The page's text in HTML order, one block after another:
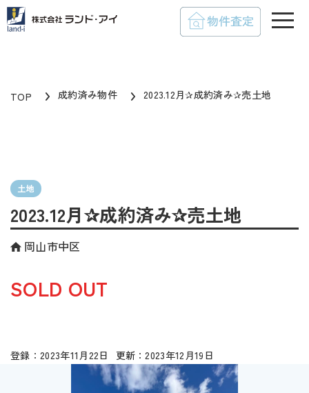
TOP 成約済み物件 2023.12月✰成約済み✰売土地
土地
2023.12月✰成約済み✰売土地
岡山市中区
SOLD OUT
2023年11月22日 2023年12月19日